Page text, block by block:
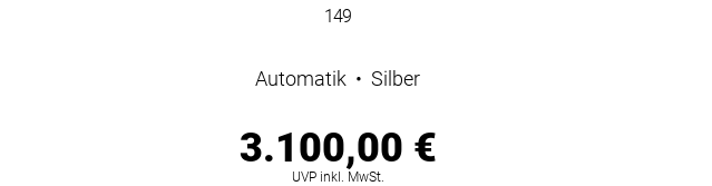
149
Automatik • Silber
Preisinformationen3.100,00 €
UVP inkl. MwSt.